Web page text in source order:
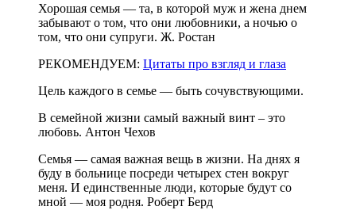
Хорошая семья — та, в которой муж и жена днем
забывают о том, что они любовники, а ночью о
том, что они супруги. Ж. Ростан
РЕКОМЕНДУЕМ: Цитаты про взгляд и глаза
Цель каждого в семье — быть сочувствующими.
В семейной жизни самый важный винт – это
любовь. Антон Чехов
Семья — самая важная вещь в жизни. На днях я
буду в больнице посреди четырех стен вокруг
меня. И единственные люди, которые будут со
мной — моя родня. Роберт Берд